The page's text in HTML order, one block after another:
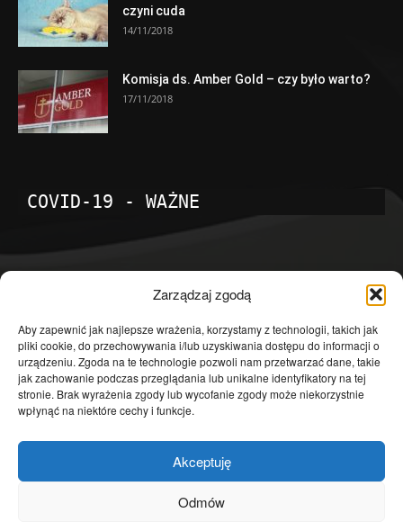
Zarządzaj zgodą
Aby zapewnić jak najlepsze wrażenia, korzystamy z technologii, takich jak
pliki cookie, do przechowywania i/lub uzyskiwania dostępu do informacji o
urządzeniu. Zgoda na te technologie pozwoli nam przetwarzać dane, takie
jak zachowanie podczas przeglądania lub unikalne identyfikatory na tej
stronie. Brak wyrażenia zgody lub wycofanie zgody może niekorzystnie
wpłynąć na niektóre cechy i funkcje.
Akceptuję
Odmów
czyni cuda
14/11/2018
Komisja ds. Amber Gold – czy było warto?
17/11/2018
COVID-19 - WAŻNE
Temat dnia
4601
Publicystyka
4363
Polityka
3639
Polska
Społeczeństwo
2823